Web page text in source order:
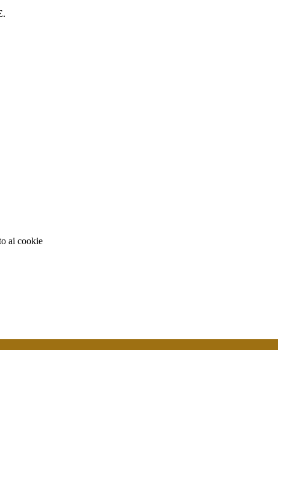
ai cookie